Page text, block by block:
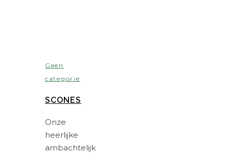
Geen
categorie
SCONES
Onze
heerlijke
ambachtelijk